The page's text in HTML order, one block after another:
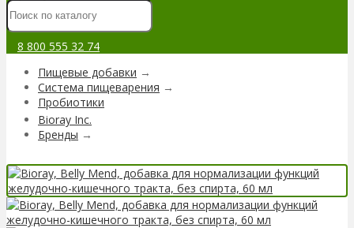
8 800 555 32 74
Пищевые добавки →
Система пищеварения →
Пробиотики
Bioray Inc.
Бренды →